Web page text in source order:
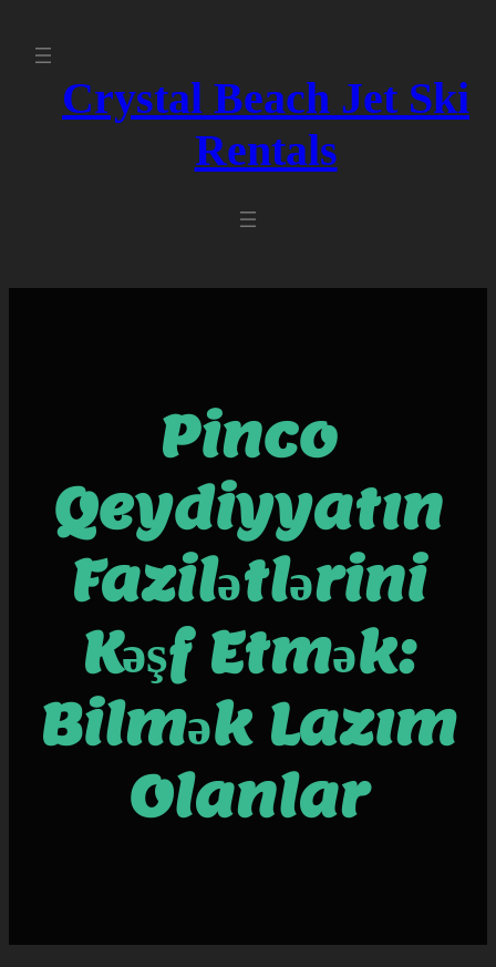
Crystal Beach Jet Ski
Rentals
Pinco
Qeydiyyatın
Fazilətlərini
Kəşf Etmək:
Bilmək Lazım
Olanlar